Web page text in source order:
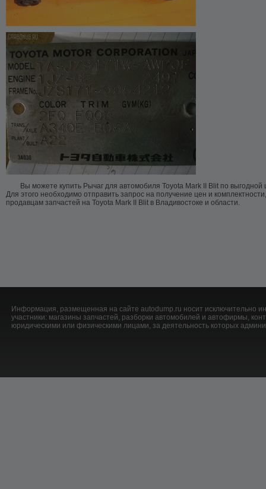
Вы можете купить Рычаг для автомобиля Toyota Mark II Blit по выгодной
Для этого необходимо отправить запрос на получение цен и
продавцам запчастей на Toyota Mark II Blit в Владивостоке и области.
Информация, размещенная на сайте autodump.ru носит исключительно
участники: магазины запчастей, разборки автомобилей и автофирмы,
юридическими или физическими лицами, за деятельность которых